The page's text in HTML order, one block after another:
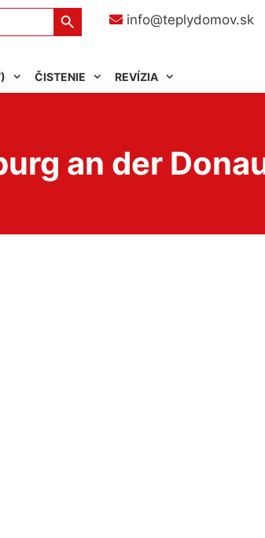
info@teplydomov.sk
Search Button
ČISTENIE REVÍZIA
an der